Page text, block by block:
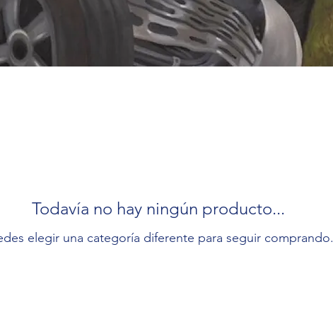
Todavía no hay ningún producto...
elegir una categoría diferente para seguir comprando.